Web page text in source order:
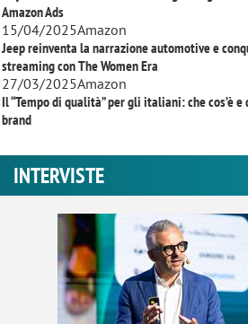
Amazon Ads
15/04/2025Amazon
Jeep reinventa la narrazione automotive e
streaming conThe Women Era
27/03/2025Amazon
Il “Tempo di qualità” per gli italiani: che cos’è
brand
INTERVISTE